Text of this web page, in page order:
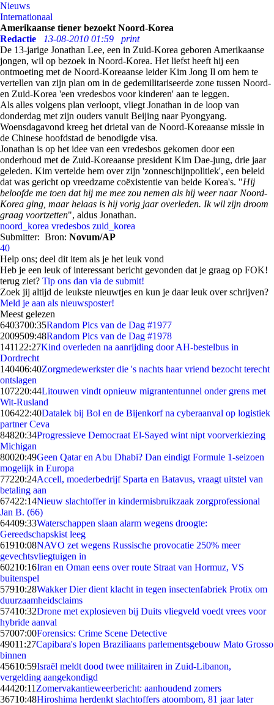
Nieuws
Internationaal
Amerikaanse tiener bezoekt Noord-Korea
Redactie
13-08-2010 01:59
print
De 13-jarige Jonathan Lee, een in Zuid-Korea geboren Amerikaanse
jongen, wil op bezoek in Noord-Korea. Het liefst heeft hij een
ontmoeting met de Noord-Koreaanse leider Kim Jong Il om hem te
vertellen van zijn plan om in de gedemilitariseerde zone tussen Noord-
en Zuid-Korea 'een vredesbos voor kinderen' aan te leggen.
Als alles volgens plan verloopt, vliegt Jonathan in de loop van
donderdag met zijn ouders vanuit Beijing naar Pyongyang.
Woensdagavond kreeg het drietal van de Noord-Koreaanse missie in
de Chinese hoofdstad de benodigde visa.
Jonathan is op het idee van een vredesbos gekomen door een
onderhoud met de Zuid-Koreaanse president Kim Dae-jung, drie jaar
geleden. Kim vertelde hem over zijn 'zonneschijnpolitiek', een beleid
dat was gericht op vreedzame coëxistentie van beide Korea's. "Hij
beloofde me toen dat hij me mee zou nemen als hij weer naar Noord-
Korea ging, maar helaas is hij vorig jaar overleden. Ik wil zijn droom
graag voortzetten", aldus Jonathan.
noord_korea vredesbos zuid_korea
Submitter: Bron: Novum/AP
40
Help ons; deel dit item als je het leuk vond
Heb je een leuk of interessant bericht gevonden dat je graag op FOK!
terug ziet? Tip ons dan via de submit!
Zoek jij altijd de leukste nieuwtjes en kun je daar leuk over schrijven?
Meld je aan als nieuwsposter!
Meest gelezen
6403700:35Random Pics van de Dag #1977
2009509:48Random Pics van de Dag #1978
1411 22:27Kind overleden na aanrijding door AH-bestelbus in
Dordrecht
140406:40Zorgmedewerkster die 's nachts haar vriend bezocht terecht
ontslagen
107220:44Litouwen vindt opnieuw migrantentunnel onder grens met
Wit-Rusland
106422:40Datalek bij Bol en de Bijenkorf na cyberaanval op logistiek
partner Ceva
84820:34Progressieve Democraat El-Sayed wint nipt voorverkiezing
Michigan
80020:49Geen Qatar en Abu Dhabi? Dan eindigt Formule 1-seizoen
mogelijk in Europa
77220:24Accell, moederbedrijf Sparta en Batavus, vraagt uitstel van
betaling aan
67422:14Nieuw slachtoffer in kindermisbruikzaak zorgprofessional
Jan B. (66)
64409:33Waterschappen slaan alarm wegens droogte:
Gereedschapskist leeg
61910:08NAVO zet wegens Russische provocatie 250% meer
gevechtsvliegtuigen in
60210:16Iran en Oman eens over route Straat van Hormuz, VS
buitenspel
57910:28Wakker Dier dient klacht in tegen insectenfabriek Protix om
duurzaamheidsclaims
57410:32Drone met explosieven bij Duits vliegveld voedt vrees voor
hybride aanval
57007:00Forensics: Crime Scene Detective
49011:27Capibara's lopen Braziliaans parlementsgebouw Mato Grosso
binnen
45610:59Israël meldt dood twee militairen in Zuid-Libanon,
vergelding aangekondigd
44420:11 Zomervakantieweerbericht: aanhoudend zomers
36710:48Hiroshima herdenkt slachtoffers atoombom, 81 jaar later